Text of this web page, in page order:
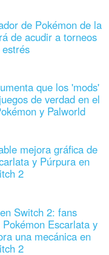
de Pokémon de la
de acudir a torneos
que los 'mods'
de verdad en el
y Palworld
mejora gráfica de
y Púrpura en
2
Switch 2: fans
Escarlata y
una mecánica en
2